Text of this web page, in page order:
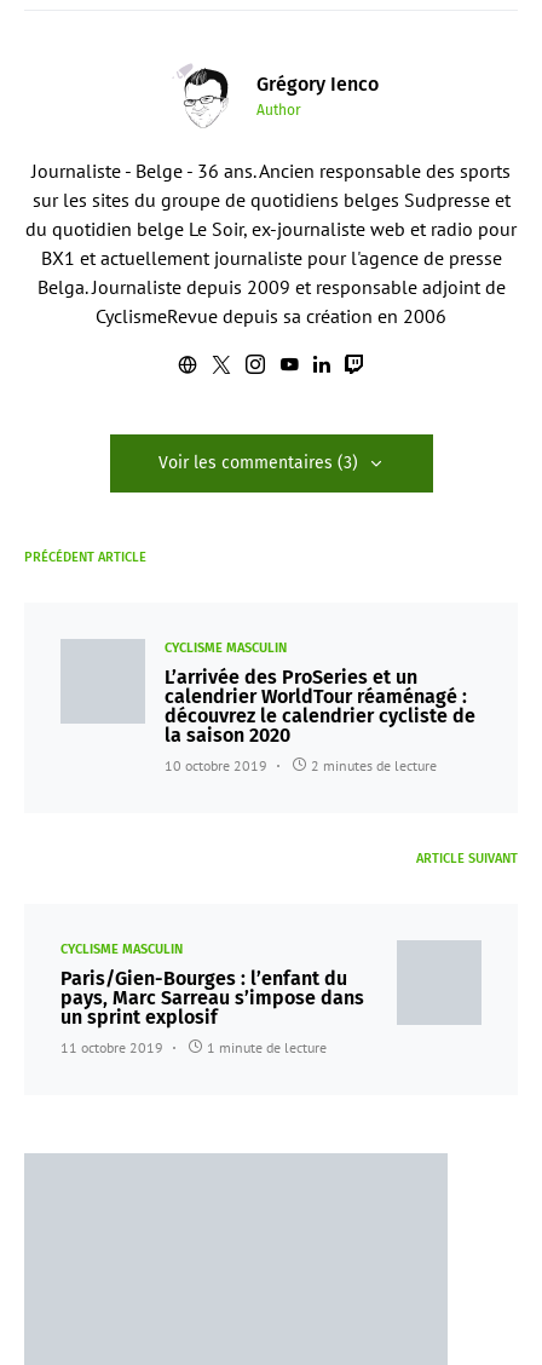
Grégory Ienco
Author
Journaliste - Belge - 36 ans. Ancien responsable des sports
sur les sites du groupe de quotidiens belges Sudpresse et
du quotidien belge Le Soir, ex-journaliste web et radio pour
BX1 et actuellement journaliste pour l'agence de presse
Belga. Journaliste depuis 2009 et responsable adjoint de
CyclismeRevue depuis sa création en 2006
Voir les commentaires (3)
PRÉCÉDENT ARTICLE
CYCLISME MASCULIN
L’arrivée des ProSeries et un
calendrier WorldTour réaménagé :
découvrez le calendrier cycliste de
la saison 2020
10 octobre 2019 2 minutes de lecture
ARTICLE SUIVANT
CYCLISME MASCULIN
Paris/Gien-Bourges : l’enfant du
pays, Marc Sarreau s’impose dans
un sprint explosif
11 octobre 2019 1 minute de lecture